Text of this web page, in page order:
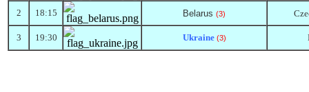
2 18:15 Belarus (3)
3 19:30 Ukraine (3)